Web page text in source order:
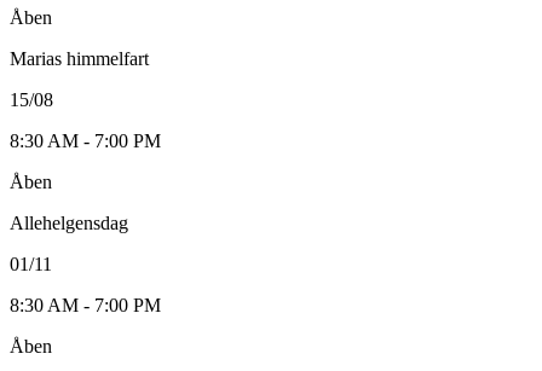
Åben
Marias himmelfart
15/08
8:30 AM - 7:00 PM
Åben
Allehelgensdag
01/11
8:30 AM - 7:00 PM
Åben